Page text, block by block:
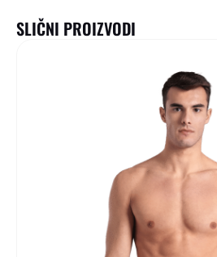
SLIČNI PROIZVODI